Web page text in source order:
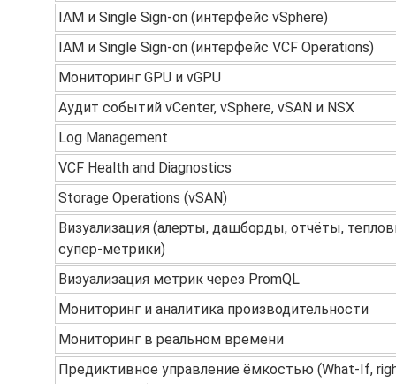
IAM и Single Sign-on (интерфейс vSphere)
IAM и Single Sign-on (интерфейс VCF Operations)
Мониторинг GPU и vGPU
Аудит событий vCenter, vSphere, vSAN и NSX
Log Management
VCF Health and Diagnostics
Storage Operations (vSAN)
Визуализация (алерты, дашборды, отчёты,
супер-метрики)
Визуализация метрик через PromQL
Мониторинг и аналитика производительности
Мониторинг в реальном времени
Предиктивное управление ёмкостью (What-If,